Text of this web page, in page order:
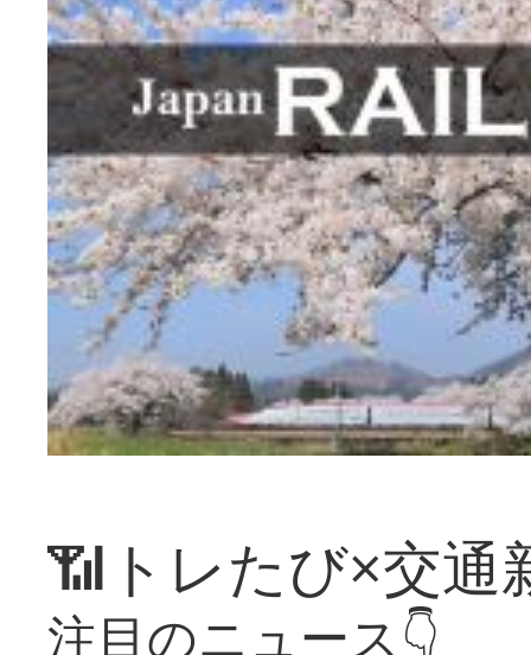
📶トレたび×交通
注目のニュース👇